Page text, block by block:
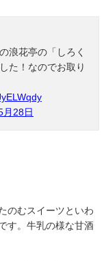
浪花亭の「しろく
た！なのでお取り
月28日
のむスイーツといわ
す。牛乳の様な甘酒